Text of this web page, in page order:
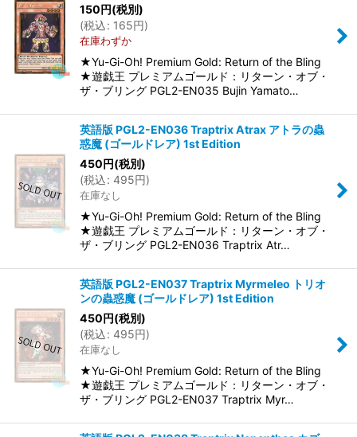
150円(税別)
(税込: 165円)
在庫わずか
★Yu-Gi-Oh! Premium Gold: Return of the Bling
★遊戯王 プレミアムゴールド：リターン・オブ・
ザ・ブリング PGL2-EN035 Bujin Yamato…
英語版 PGL2-EN036 Traptrix Atrax アトラの蟲
惑魔 (ゴールドレア) 1st Edition
450円(税別)
(税込: 495円)
在庫なし
★Yu-Gi-Oh! Premium Gold: Return of the Bling
★遊戯王 プレミアムゴールド：リターン・オブ・
ザ・ブリング PGL2-EN036 Traptrix Atr…
英語版 PGL2-EN037 Traptrix Myrmeleo トリオ
ンの蟲惑魔 (ゴールドレア) 1st Edition
450円(税別)
(税込: 495円)
在庫なし
★Yu-Gi-Oh! Premium Gold: Return of the Bling
★遊戯王 プレミアムゴールド：リターン・オブ・
ザ・ブリング PGL2-EN037 Traptrix Myr…